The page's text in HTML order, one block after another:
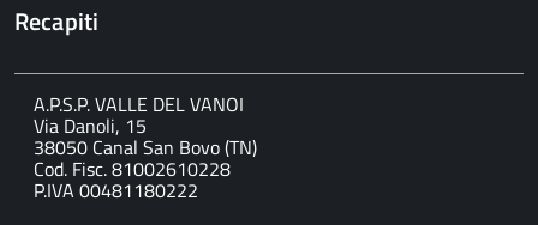
Recapiti
A.P.S.P. VALLE DEL VANOI
Via Danoli, 15
38050 Canal San Bovo (TN)
Cod. Fisc. 81002610228
P.IVA 00481180222